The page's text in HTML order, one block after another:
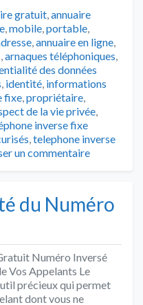
gratuit,annuaire
,mobile,portable,
,annuaire en ligne,
,arnaques téléphoniques,
des données
, identité, informations
fixe,propriétaire,
de la vie privée,
inverse fixe
,telephone inverse
un commentaire
du Numéro
Numéro Inversé
Vos Appelants Le
précieux qui permet
dont vous ne